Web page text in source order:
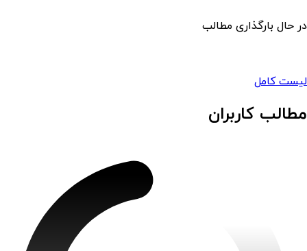
در حال بارگذاری مطالب
لیست کامل
مطالب کاربران